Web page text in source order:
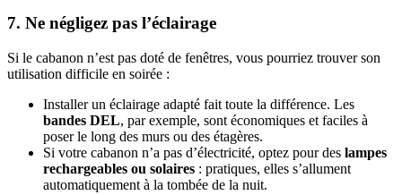
7. Ne négligez pas l’éclairage
Si le cabanon n’est pas doté de fenêtres, vous pourriez trouver son
utilisation difficile en soirée :
Installer un éclairage adapté fait toute la différence. Les
bandes DEL, par exemple, sont économiques et faciles à
poser le long des murs ou des étagères.
Si votre cabanon n’a pas d’électricité, optez pour des lampes
rechargeables ou solaires : pratiques, elles s’allument
automatiquement à la tombée de la nuit.